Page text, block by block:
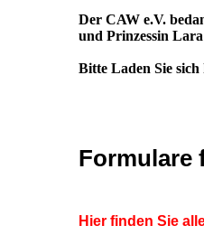
Der CAW e.V.
und Prinzessin
Bitte Laden Sie sich
Formulare
Hier finden Sie